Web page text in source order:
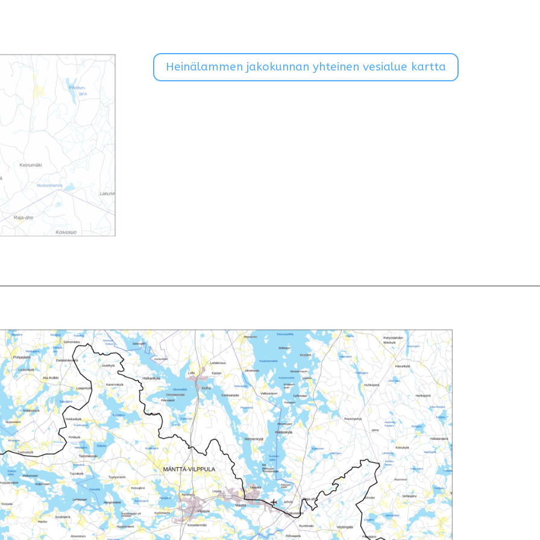
Heinälammen jakokunnan yhteinen vesialue kartta